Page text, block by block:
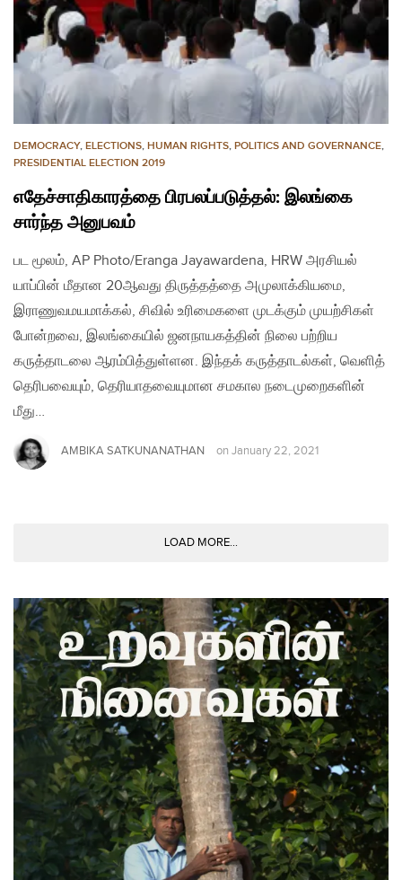
DEMOCRACY, ELECTIONS, HUMAN RIGHTS, POLITICS AND GOVERNANCE,
PRESIDENTIAL ELECTION 2019
எதேச்சாதிகாரத்தை பிரபலப்படுத்தல்: இலங்கை
சார்ந்த அனுபவம்
பட மூலம், AP Photo/Eranga Jayawardena, HRW அரசியல்
யாப்பின் மீதான 20ஆவது திருத்தத்தை அமுலாக்கியமை,
இராணுவமயமாக்கல், சிவில் உரிமைகளை முடக்கும் முயற்சிகள்
போன்றவை, இலங்கையில் ஜனநாயகத்தின் நிலை பற்றிய
கருத்தாடலை ஆரம்பித்துள்ளன. இந்தக் கருத்தாடல்கள், வெளித்
தெரிபவையும், தெரியாதவையுமான சமகால நடைமுறைகளின்
மீது…
AMBIKA SATKUNANATHAN on January 22, 2021
LOAD MORE...